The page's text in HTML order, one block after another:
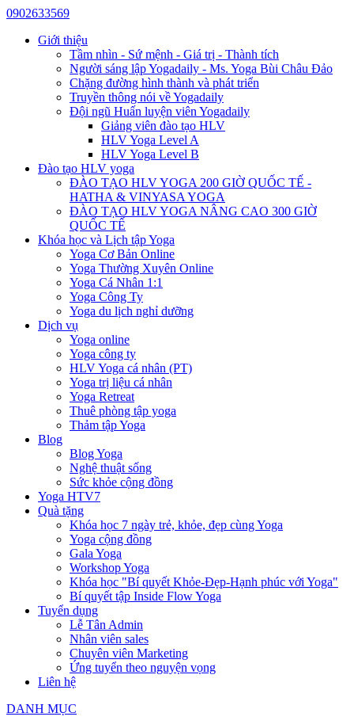
0902633569
Giới thiệu
Tầm nhìn - Sứ mệnh - Giá trị - Thành tích
Người sáng lập Yogadaily - Ms. Yoga Bùi Châu Đảo
Chặng đường hình thành và phát triển
Truyền thông nói về Yogadaily
Đội ngũ Huấn luyện viên Yogadaily
Giảng viên đào tạo HLV
HLV Yoga Level A
HLV Yoga Level B
Đào tạo HLV yoga
ĐÀO TẠO HLV YOGA 200 GIỜ QUỐC TẾ -
HATHA & VINYASA YOGA
ĐÀO TẠO HLV YOGA NÂNG CAO 300 GIỜ
QUỐC TẾ
Khóa học và Lịch tập Yoga
Yoga Cơ Bản Online
Yoga Thường Xuyên Online
Yoga Cá Nhân 1:1
Yoga Công Ty
Yoga du lịch nghỉ dưỡng
Dịch vụ
Yoga online
Yoga công ty
HLV Yoga cá nhân (PT)
Yoga trị liệu cá nhân
Yoga Retreat
Thuê phòng tập yoga
Thảm tập Yoga
Blog
Blog Yoga
Nghệ thuật sống
Sức khỏe cộng đồng
Yoga HTV7
Quà tặng
Khóa học 7 ngày trẻ, khỏe, đẹp cùng Yoga
Yoga cộng đồng
Gala Yoga
Workshop Yoga
Khóa học "Bí quyết Khỏe-Đẹp-Hạnh phúc với Yoga"
Bí quyết tập Inside Flow Yoga
Tuyển dụng
Lễ Tân Admin
Nhân viên sales
Chuyên viên Marketing
Ứng tuyển theo nguyện vọng
Liên hệ
DANH MỤC